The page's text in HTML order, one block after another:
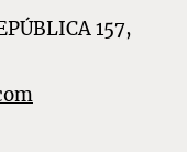
157,